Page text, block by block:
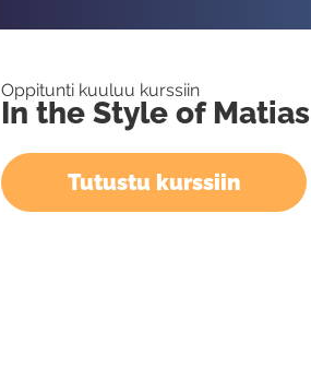
Oppitunti kuuluu kurssiin
In the Style of
Tutustu kurssiin